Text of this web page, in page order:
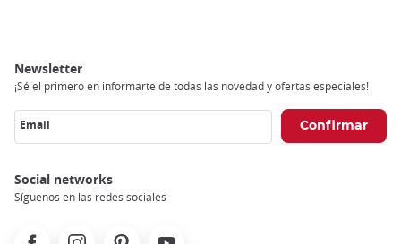
Newsletter
¡Sé el primero en informarte de todas las novedad y ofertas especiales!
Email
Social networks
Síguenos en las redes sociales
FacebookInstagramPinterest Youtube